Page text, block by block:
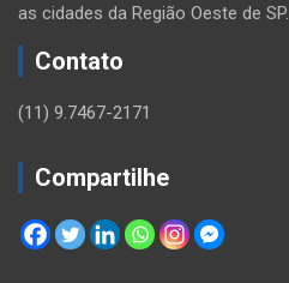
as cidades da Região Oeste de SP.
Contato
(11) 9.7467-2171
Compartilhe